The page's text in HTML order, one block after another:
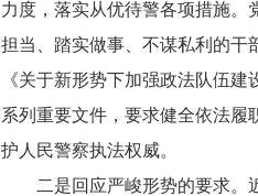
力度，落实从优待警各项措施。
担当、踏实做事、不谋私利的干
《关于新形势下加强政法队伍
系列重要文件，要求健全依法履
护人民警察执法权威。
二是回应严峻形势的要求。